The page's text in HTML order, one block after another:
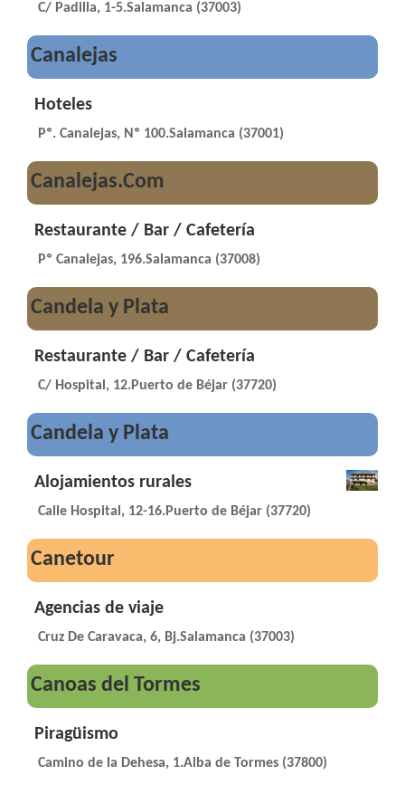
C/ Padilla, 1-5.Salamanca (37003)
Canalejas
Hoteles
Pº. Canalejas, Nº 100.Salamanca (37001)
Canalejas.Com
Restaurante / Bar / Cafetería
Pº Canalejas, 196.Salamanca (37008)
Candela y Plata
Restaurante / Bar / Cafetería
C/ Hospital, 12.Puerto de Béjar (37720)
Candela y Plata
Alojamientos rurales
Calle Hospital, 12-16.Puerto de Béjar (37720)
Canetour
Agencias de viaje
Cruz De Caravaca, 6, Bj.Salamanca (37003)
Canoas del Tormes
Piragüismo
Camino de la Dehesa, 1.Alba de Tormes (37800)